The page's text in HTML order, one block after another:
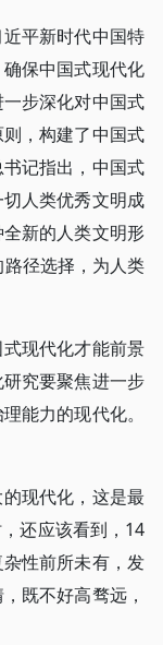
平新时代中国特
保中国式现代化
步深化对中国式
，构建了中国式
记指出，中国式
人类优秀文明成
新的人类文明形
径选择，为人类
现代化才能前景
究要聚焦进一步
能力的现代化。
现代化，这是最
还应该看到，14
性前所未有，发
既不好高骛远，